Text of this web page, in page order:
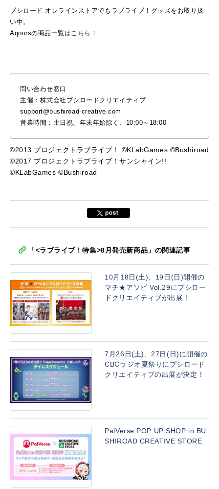
ブシロード オンラインストアでもラブライブ！グッズをお取り扱
い中。
Aqoursの商品一覧はこちら ！
問い合わせ窓口
主催：株式会社ブシロードクリエイティブ
support@bushiroad-creative.com
営業時間：土日祝、年末年始除く、10:00～18:00
©2013 プロジェクトラブライブ！ ©KLabGames ©Bushiroad
©2017 プロジェクトラブライブ！サンシャイン!!
©KLabGames ©Bushiroad
「<ラブライブ！特集>8月発売新商品」の関連記事
10月18日(土)、19日(日)開催の
マチ★アソビ Vol.29にブシロー
ドクリエイティブが出展！
7月26日(土)、27日(日)に開催の
CBCラジオ夏祭りにブシロード
クリエイティブの出展が決定！
PalVerse POP UP SHOP in BU
SHIROAD CREATIVE STORE